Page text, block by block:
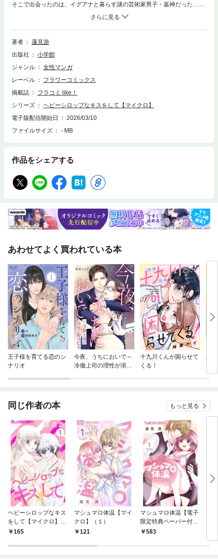
そこで出会ったのは、イグアナと暮らす謎の芸術家男子・嘉神だった…！
こじらせOL×芸術家男子の溺愛LOVE開幕！！
著者
蓮見游
出版社
小学館
ジャンル
女性マンガ
レーベル
フラワーコミックス
掲載誌
フラコミ like！
シリーズ
ヘビーシロップなキスをして【マイクロ】
電子版配信開始日
2026/03/10
ファイルサイズ
- MB
作品をシェアする
あわせてよく買われている本
王子様を育てる恋のシ
ナリオ
今夜、うちにおいで～
冷徹上司の理性が溶け
十九川くんが困らせて
くる！
好
同じ作者の本 もっと見る
ヘビーシロップなキス
をして【マイクロ】
（１）
165
マシュマロ体温【マイ
クロ】（１）
121
マシュマロ体温【電子
限定特典ペーパー付
き】（１）
583